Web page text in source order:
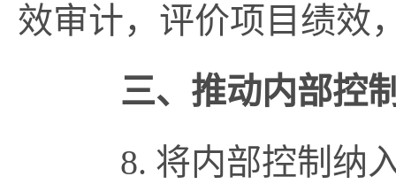
效审计，评价项目绩效
三、推动内部控
8. 将内部控制纳入